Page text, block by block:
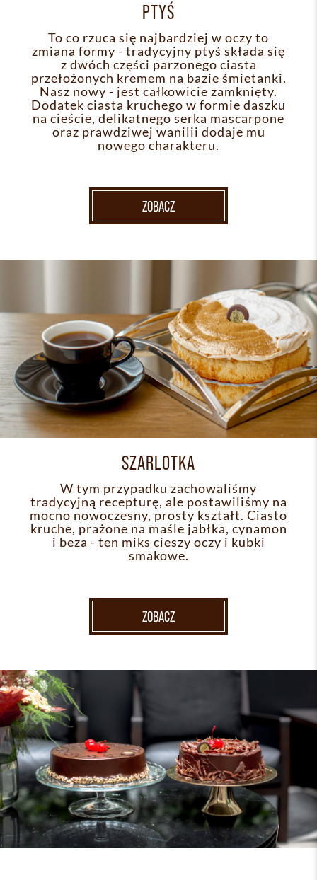
PTYŚ
To co rzuca się najbardziej w oczy to
zmiana formy - tradycyjny ptyś składa się
z dwóch części parzonego ciasta
przełożonych kremem na bazie śmietanki.
Nasz nowy - jest całkowicie zamknięty.
Dodatek ciasta kruchego w formie daszku
na cieście, delikatnego serka mascarpone
oraz prawdziwej wanilii dodaje mu
nowego charakteru.
ZOBACZ
SZARLOTKA
W tym przypadku zachowaliśmy
tradycyjną recepturę, ale postawiliśmy na
mocno nowoczesny, prosty kształt. Ciasto
kruche, prażone na maśle jabłka, cynamon
i beza - ten miks cieszy oczy i kubki
smakowe.
ZOBACZ